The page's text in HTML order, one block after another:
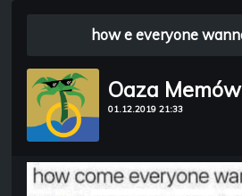
Oaza Memów
01.12.2019 21:33
how e everyone